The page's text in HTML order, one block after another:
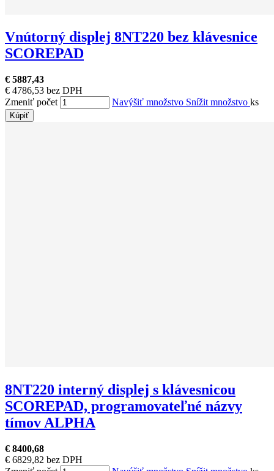
Vnútorný displej 8NT220 bez klávesnice
SCOREPAD
€ 5887,43
€ 4786,53 bez DPH
Zmeniť počet
Navýšiť množstvo Snížit množstvo ks
Kúpiť
8NT220 interný displej s klávesnicou
SCOREPAD, programovateľné názvy
tímov ALPHA
€ 8400,68
€ 6829,82 bez DPH